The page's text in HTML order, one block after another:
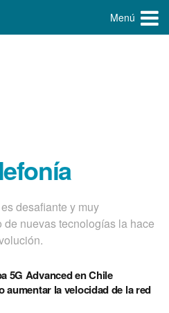
Menú
desafiante y muy
nuevas tecnologías la hace
5G Advanced en Chile
aumentar la velocidad de la red